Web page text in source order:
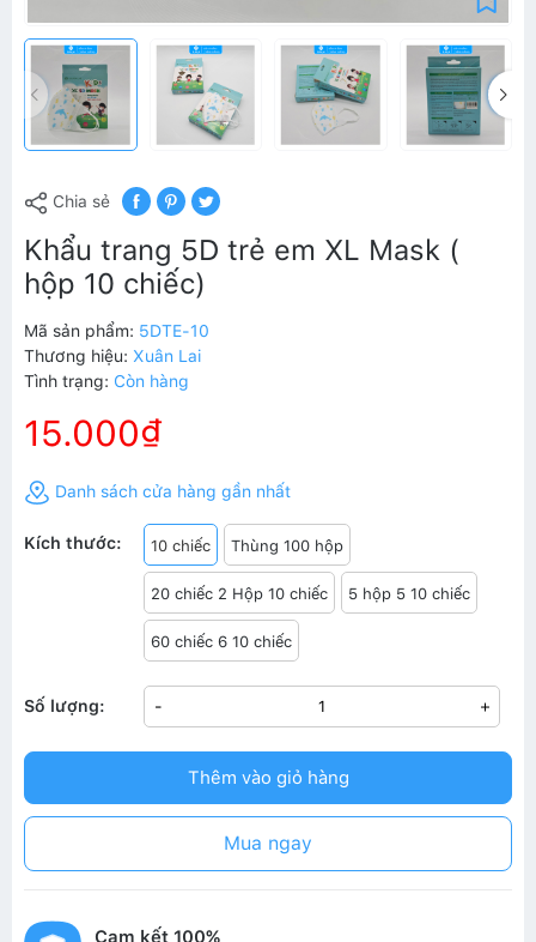
Chia sẻ
Khẩu trang 5D trẻ em XL Mask (
hộp 10 chiếc)
Mã sản phẩm: 5DTE-10
Thương hiệu: Xuân Lai
Tình trạng: Còn hàng
15.000₫
Danh sách cửa hàng gần nhất
Kích thước: 10 chiếc Thùng 100 hộp
20 chiếc 2 Hộp 10 chiếc 5 hộp 5 10 chiếc
60 chiếc 6 10 chiếc
Số lượng: - +
Thêm vào giỏ hàng
Mua ngay
Cam kết 100%